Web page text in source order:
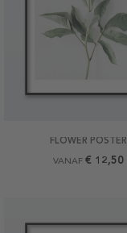
FLOWER POSTER
VANAF € 12,50